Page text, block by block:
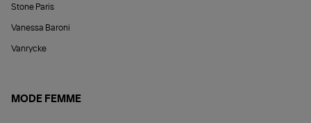
Stone Paris
Vanessa Baroni
Vanrycke
MODE FEMME